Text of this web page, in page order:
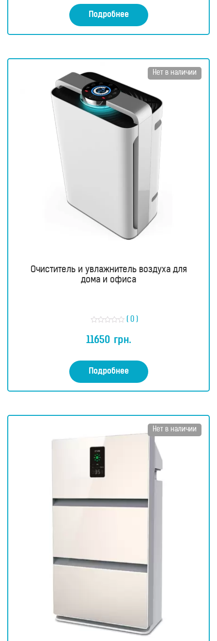
а
0
и
Подробнее
Нет в наличии
Очиститель и увлажнитель воздуха для
дома и офиса
ц
е
а
0
и
( 0 )
11650 грн.
Подробнее
Нет в наличии